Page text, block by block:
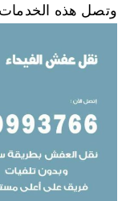
وتصل هذه